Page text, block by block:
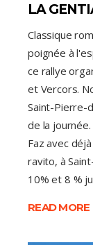
LA
Classique
poignée à
ce rallye
et Vercors.
Saint-Pierre-
de la
Faz avec
ravito, à
10% et 8 %
READ MORE